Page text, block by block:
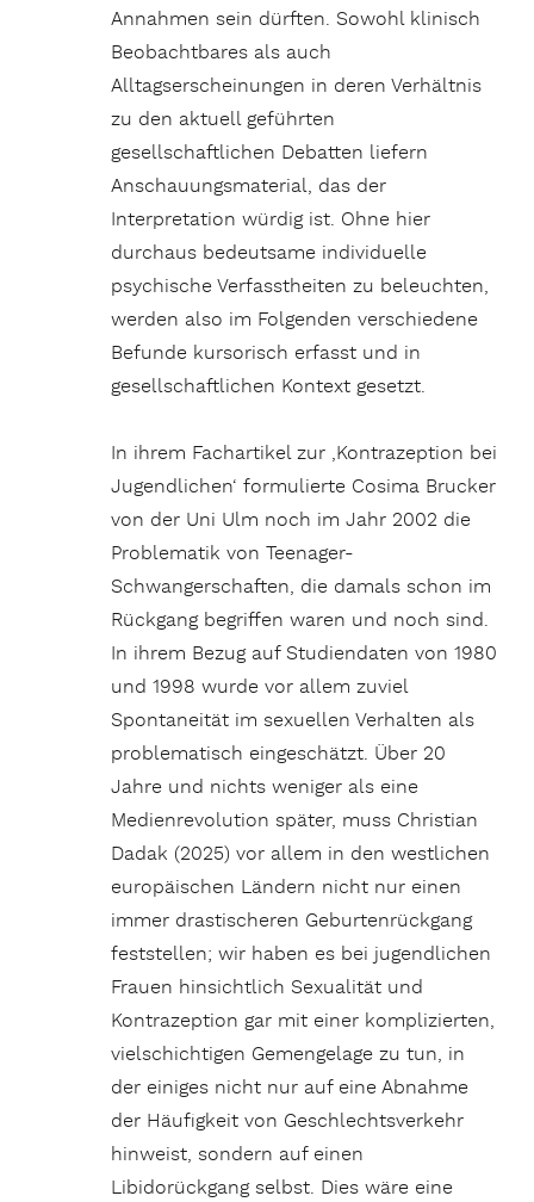
Annahmen sein dürften. Sowohl klinisch
Beobachtbares als auch
Alltagserscheinungen in deren Verhältnis
zu den aktuell geführten
gesellschaftlichen Debatten liefern
Anschauungsmaterial, das der
Interpretation würdig ist. Ohne hier
durchaus bedeutsame individuelle
psychische Verfasstheiten zu beleuchten,
werden also im Folgenden verschiedene
Befunde kursorisch erfasst und in
gesellschaftlichen Kontext gesetzt.
In ihrem Fachartikel zur ‚Kontrazeption bei
Jugendlichen‘ formulierte Cosima Brucker
von der Uni Ulm noch im Jahr 2002 die
Problematik von Teenager-
Schwangerschaften, die damals schon im
Rückgang begriffen waren und noch sind.
In ihrem Bezug auf Studiendaten von 1980
und 1998 wurde vor allem zuviel
Spontaneität im sexuellen Verhalten als
problematisch eingeschätzt. Über 20
Jahre und nichts weniger als eine
Medienrevolution später, muss Christian
Dadak (2025) vor allem in den westlichen
europäischen Ländern nicht nur einen
immer drastischeren Geburtenrückgang
feststellen; wir haben es bei jugendlichen
Frauen hinsichtlich Sexualität und
Kontrazeption gar mit einer komplizierten,
vielschichtigen Gemengelage zu tun, in
der einiges nicht nur auf eine Abnahme
der Häufigkeit von Geschlechtsverkehr
hinweist, sondern auf einen
Libidorückgang selbst. Dies wäre eine